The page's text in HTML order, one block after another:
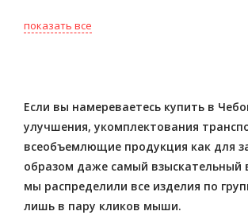
показать все
Если вы намереваетесь купить в
улучшения, укомплектования
всеобъемлющие продукция как для
образом даже самый взыскательный
мы распределили все изделия по
лишь в пару кликов мыши.